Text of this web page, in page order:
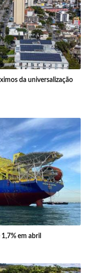
da universalização
em abril